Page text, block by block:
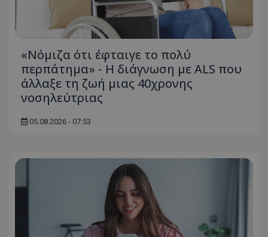
«Νόμιζα ότι έφταιγε το πολύ
περπάτημα» - Η διάγνωση με ALS που
άλλαξε τη ζωή μιας 40χρονης
νοσηλεύτριας
05.08.2026 - 07:53